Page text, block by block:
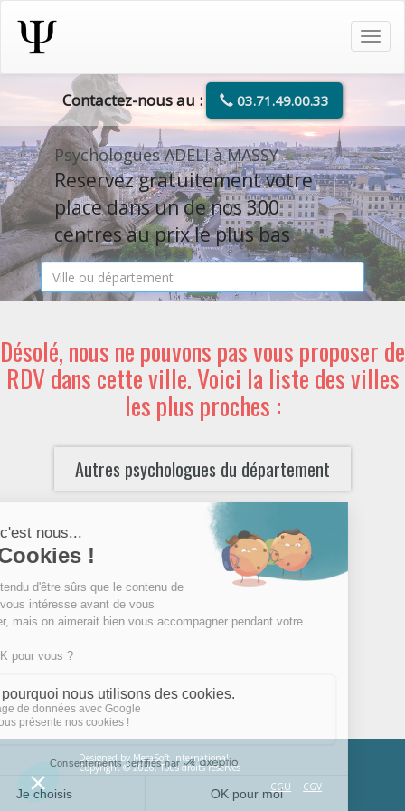
Contactez-nous au : 03.71.49.00.33
Psychologues ADELI à MASSY
Reservez gratuitement votre
place dans un de nos 300
centres au prix le plus bas
Désolé, nous ne pouvons pas vous proposer de
RDV dans cette ville. Voici la liste des villes
les plus proches :
Autres psychologues du département
Designed by MecaSoft International
Copyright © 2026. Tous droits réservés
CGU
CGV